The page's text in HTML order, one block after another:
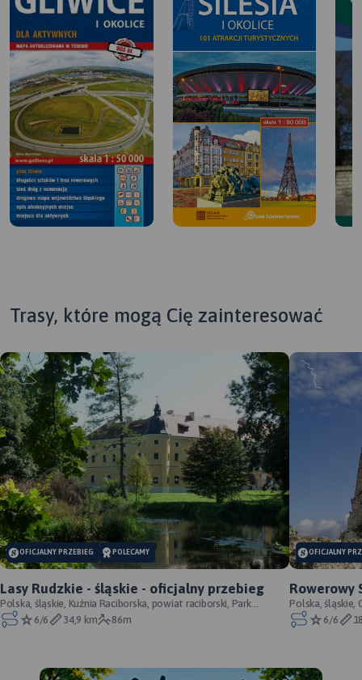
MAPA TURYSTYCZNA W
APLIKACJI TRASEO
MAPA TURYSTYCZNA W
APLIKACJI TRASEO
Trasy, które mogą Cię zainteresować
OFICJALNY PRZEBIEG POLECAMY
Lasy Rudzkie - śląskie - oficjalny przebieg
Polska, śląskie, Kuźnia Raciborska, powiat raciborski, Park
Krajobrazowy Cysterskie Kompozycje Krajo
6/6 34,9 km 86m
OFICJALNY
Rowerowy
przebieg
Polska, śląskie,
6/6